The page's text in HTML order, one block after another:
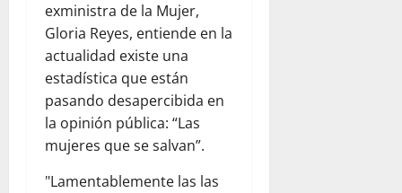
exministra de la Mujer,
Gloria Reyes, entiende en la
actualidad existe una
estadística que están
pasando desapercibida en
la opinión pública: “Las
mujeres que se salvan”.
"Lamentablemente las las